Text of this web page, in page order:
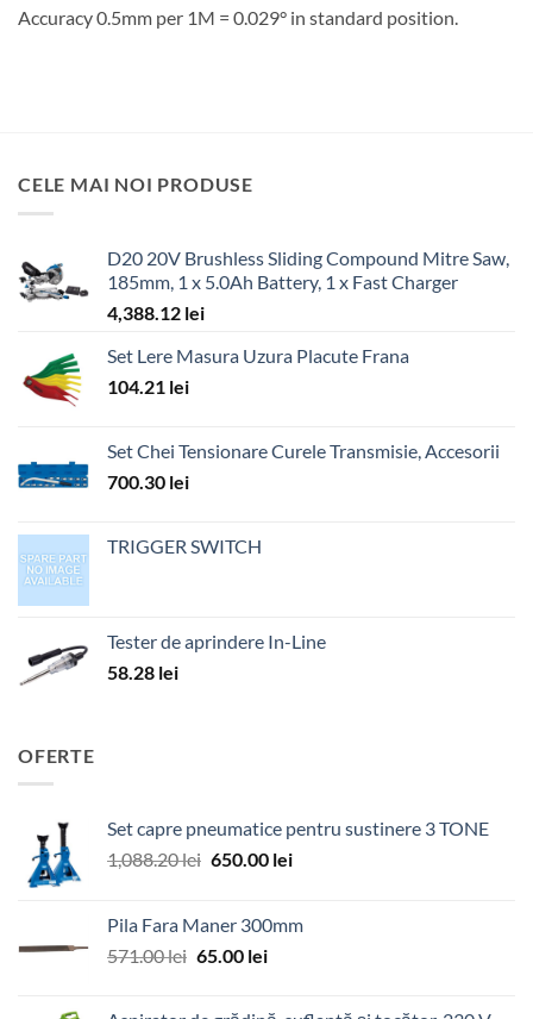
Accuracy 0.5mm per 1M = 0.029° in standard position.
CELE MAI NOI PRODUSE
D20 20V Brushless Sliding Compound Mitre Saw,
185mm, 1 x 5.0Ah Battery, 1 x Fast Charger
4,388.12 lei
Set Lere Masura Uzura Placute Frana
104.21 lei
Set Chei Tensionare Curele Transmisie, Accesorii
700.30 lei
TRIGGER SWITCH
Tester de aprindere In-Line
58.28 lei
OFERTE
Set capre pneumatice pentru sustinere 3 TONE
1,088.20lei Prețul
fost:
1,088.20 lei.
650.00 leiPrețul
650.00 lei.
Pila Fara Maner 300mm
571.00lei Prețul
65.00 leiPrețul